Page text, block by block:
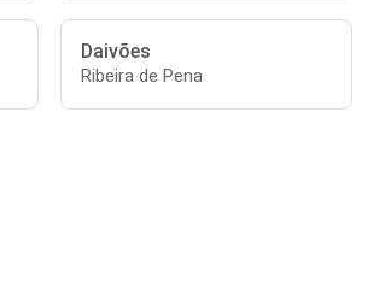
Daivões
Ribeira de Pena